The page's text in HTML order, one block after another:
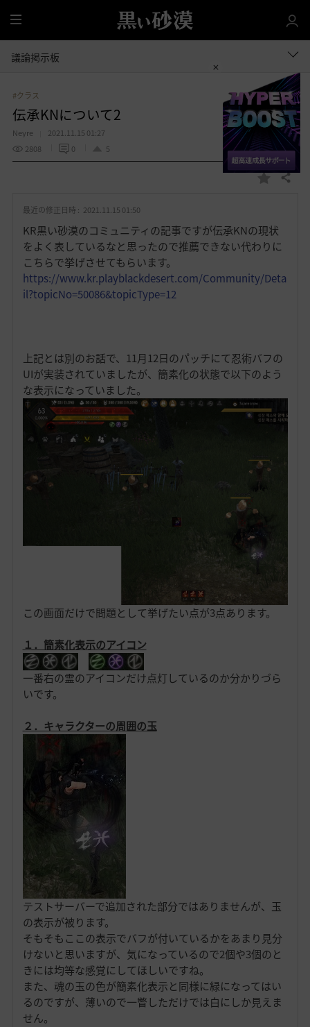
全
体
議論掲示板
#クラス
伝承KNについて2
Neyre
2021.11.15 01:27
2808
0 5
お
入
り
共有する
最近の修正日時 : 2021.11.15 01:50
KR黒い砂漠のコミュニティの記事ですが伝承KNの現状
をよく表しているなと思ったので推薦できない代わりに
こちらで挙げさせてもらいます。
https://www.kr.playblackdesert.com/Community/Deta
il?topicNo=50086&topicType=12
上記とは別のお話で、11月12日のパッチにて忍術バフの
UIが実装されていましたが、簡素化の状態で以下のよう
な表示になっていました。
この画面だけで問題として挙げたい点が3点あります。
１．簡素化表示のアイコン
一番右の霊のアイコンだけ点灯しているのか分かりづら
いです。
２．キャラクターの周囲の玉
テストサーバーで追加された部分ではありませんが、玉
の表示が被ります。
そもそもここの表示でバフが付いているかをあまり見分
けないと思いますが、気になっているので2個や3個のと
きには均等な感覚にしてほしいですね。
また、魂の玉の色が簡素化表示と同様に緑になってはい
るのですが、薄いので一瞥しただけでは白にしか見えま
せん。